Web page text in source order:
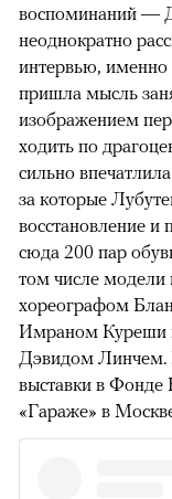
воспоминаний —
неоднократно
интервью, именно
пришла мысль
изображением
ходить по
сильно
за которые
восстановление и
сюда 200 пар
том числе модели
хореографом
Имраном Куреши
Дэвидом Линчем.
выставки в Фонде
«Гараже» в